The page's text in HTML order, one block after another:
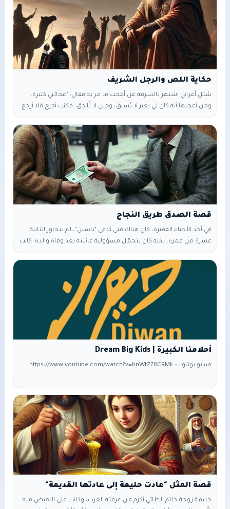
حكاية اللص والرجل الشريف
سُئل أعرابي اشتهر بالسرقة عن أعجب ما مر به فقال: "عجائبي كثيرة،
ومن أعجبها أنه كان لي بعير لا يُسبق، وخيل لا تُلحق، فكنت أخرج فلا أرجع
خائبًا. خرجت يومًا فاصطدت ضبًّا، وعلّقته على قتب بعيري. ثم مررت بخباء
فيه عجوز وحيدة، فقلت: يجب أن يكون لهذه العجوز غنم أو إبل. عند
المساء، رأيت إبلًا ومعها شيخ عظيم البطن، خشن الكفين، ومعه
قصة الصدق طريق النجاح
في أحد الأحياء الفقيرة، كان هناك فتى يُدعى "ياسين"، لم يتجاوز الثانية
عشرة من عمره، لكنه كان يتحمّل مسؤولية عائلته بعد وفاة والده. كانت
والدته مريضة وأخته الصغيرة بحاجة إلى الطعام والدواء. كان ياسين يبيع
الحلوى البسيطة في السوق يوميًا، يمر على الزبائن بابتسامته البريئة
التي تخفي وراءها معاناة كبيرة. في يومٍ شديد البرودة، وبينما كان ياسين
يجلس على الأرض لبيع
أحلامنا الكبيرة | Dream Big Kids
فيديو يوتيوب: https://www.youtube.com/watch?v=bnWtZ78CRMk
قصة المثل "عادت حليمة إلى عادتها القديمة"
حليمة زوجة حاتم الطائي أكرم من عرفته العرب، وكانت على النقيض منه